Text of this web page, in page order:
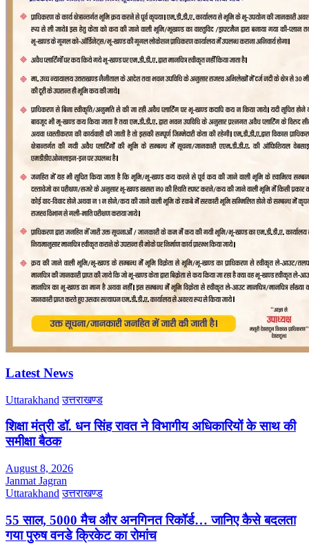
Latest News
Uttarakhand उत्तराखण्ड
शिक्षा मंत्री डॉ. धन सिंह रावत ने विभागीय अधिकारियों के साथ की
समीक्षा बैठक
August 8, 2026
Janmat Jagran
Uttarakhand उत्तराखण्ड
55 साल, 5000 मैच और अनगिनत रिकॉर्ड… जानिए कैसे बदलता
गया पुरुष वनडे क्रिकेट का रोमांच